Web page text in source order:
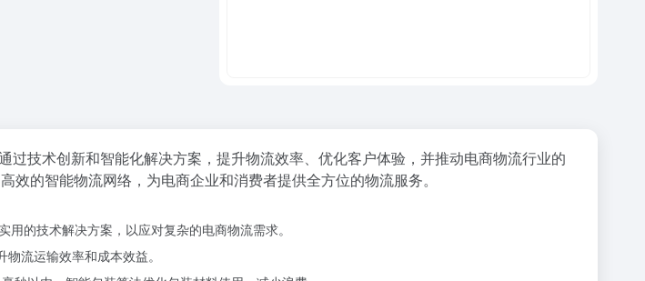
过技术创新和智能化解决方案，提升物流效率、优化客户体验，并推动电商物流行业的
的智能物流网络，为电商企业和消费者提供全方位的物流服务。
的技术解决方案，以应对复杂的电商物流需求。
流运输效率和成本效益。